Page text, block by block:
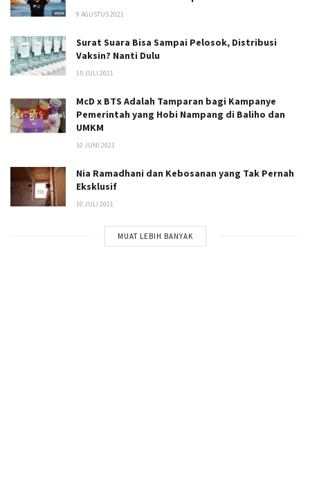
9 AGUSTUS 2021
Surat Suara Bisa Sampai Pelosok, Distribusi
Vaksin? Nanti Dulu
15 JULI 2021
McD x BTS Adalah Tamparan bagi Kampanye
Pemerintah yang Hobi Nampang di Baliho dan
UMKM
10 JUNI 2021
Nia Ramadhani dan Kebosanan yang Tak Pernah
Eksklusif
10 JULI 2021
MUAT LEBIH BANYAK